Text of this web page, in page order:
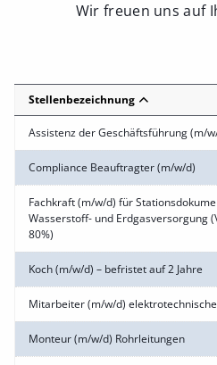
Wir freuen uns auf
Stellenbezeichnung
Assistenz der Geschäftsführung (m/
Compliance Beauftragter (m/w/d)
Fachkraft (m/w/d) für
Wasserstoff- und Erdgasversorgung
80%)
Koch (m/w/d) – befristet auf 2 Jahre
Mitarbeiter (m/w/d)
Monteur (m/w/d) Rohrleitungen